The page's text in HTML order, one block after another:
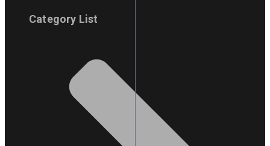
Category List